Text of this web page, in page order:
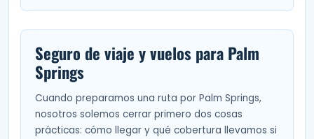
Seguro de viaje y vuelos para Palm
Springs
Cuando preparamos una ruta por Palm Springs,
nosotros solemos cerrar primero dos cosas
prácticas: cómo llegar y qué cobertura llevamos si